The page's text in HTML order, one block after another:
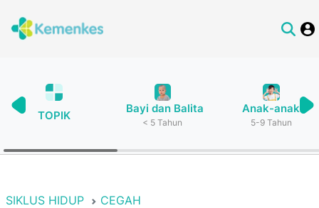
TOPIK
Bayi dan Balita
< 5 Tahun
Anak-anak
5-9 Tahun
SIKLUS HIDUP
CEGAH